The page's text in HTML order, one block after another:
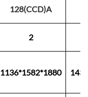
128(CCD)A
2
1136*1582*1880